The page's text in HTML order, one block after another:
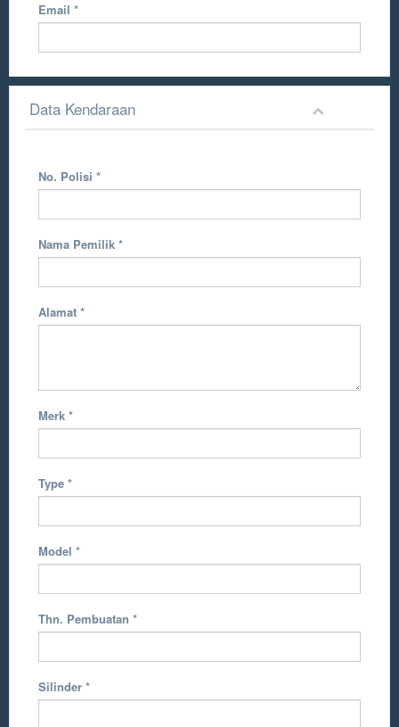
Email *
Data Kendaraan
No. Polisi *
Nama Pemilik *
Alamat *
Merk *
Type *
Model *
Thn. Pembuatan *
Silinder *